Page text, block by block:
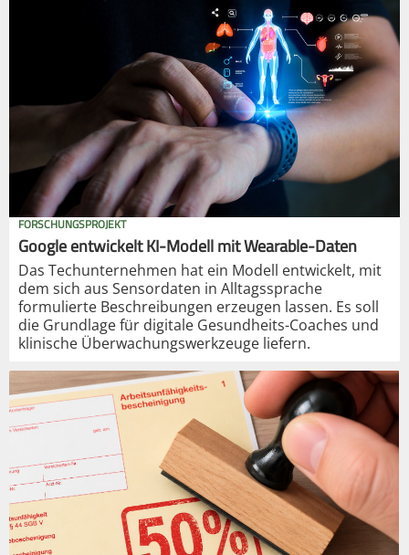
FORSCHUNGSPROJEKT
Google entwickelt KI-Modell mit Wearable-Daten
Das Techunternehmen hat ein Modell entwickelt, mit
dem sich aus Sensordaten in Alltagssprache
formulierte Beschreibungen erzeugen lassen. Es soll
die Grundlage für digitale Gesundheits-Coaches und
klinische Überwachungswerkzeuge liefern.